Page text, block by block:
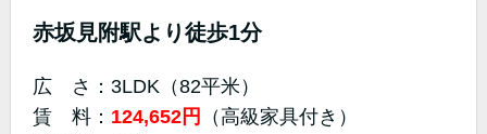
赤坂見附駅より徒歩1分
広 さ：3LDK（82平米）
賃 料： 124,652円
（高級家具付き）